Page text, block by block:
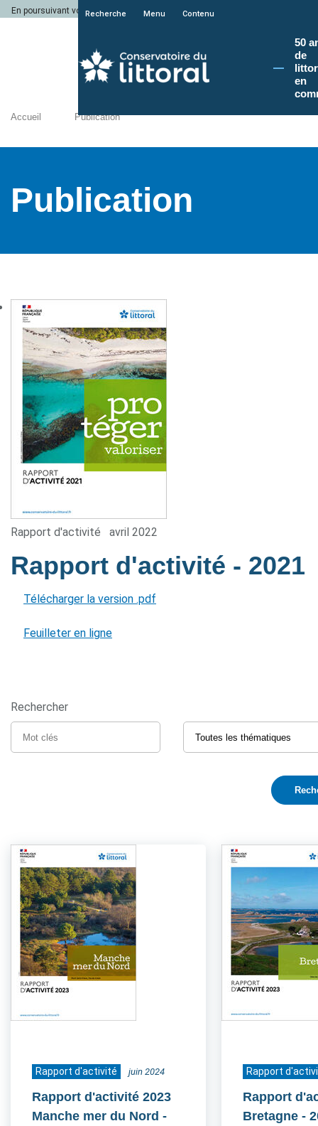
En poursuivant votre navigation sur le site du Conservatoire du littoral, vous
Recherche Menu Contenu
50
de
en
Accueil Publication
Publication
Rapport d'activité avril 2022
Rapport d'activité - 2021
Télécharger la version .pdf
Feuilleter en ligne
Rechercher
Rapport d'activité juin 2024
Rapport d'activité 2023
Manche mer du Nord -
Rapport
Rapport
Bretagne -